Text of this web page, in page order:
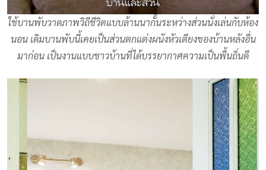
ใช้บานพับวาดภาพวิถีชีวิตแบบล้านนากั้นระหว่างส่วนนั่งเล่นกับห้อง
นอน เดิมบานพับนี้เคยเป็นส่วนตกแต่งผนังหัวเตียงของบ้านหลังอื่น
มาก่อน เป็นงานแบบชาวบ้านที่ได้บรรยากาศความเป็นพื้นถิ่นดี